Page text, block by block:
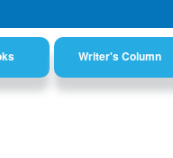
Writer's Column